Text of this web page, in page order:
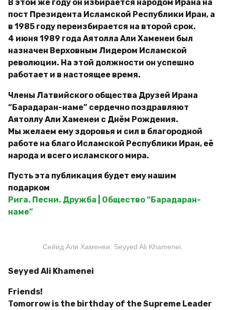
В этом же году он избирается народом Ирана на
пост Президента Исламской Республики Иран, а
в 1985 году переизбирается на второй срок.
4 июня 1989 года Аятолла Али Хаменеи был
назначен Верховным Лидером Исламской
революции. На этой должности он успешно
работает и в настоящее время.
Члены Латвийского общества Друзей Ирана
“Барадаран-наме” сердечно поздравляют
Аятоллу Али Хаменеи с Днём Рождения.
Мы желаем ему здоровья и сил в благородной
работе на благо Исламской Республики Иран, её
народа и всего исламского мира.
Пусть эта публикация будет ему нашим
подарком
Рига. Песни. Дружба | Общество “Барадаран-
наме”
Сейид Али Хаменеи. Seyyed Ali Khamenei.
Seyyed Ali Khamenei
Friends!
Tomorrow is the birthday of the Supreme Leader